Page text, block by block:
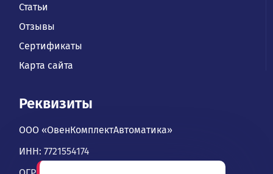
Статьи
Отзывы
Сертификаты
Карта сайта
Реквизиты
ООО «ОвенКомплектАвтоматика»
ИНН: 7721554174